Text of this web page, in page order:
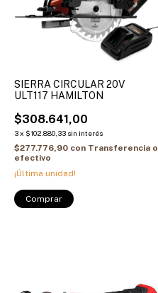
SIERRA CIRCULAR 20V
ULT117 HAMILTON
$308.641,00
3x $102.880,33 sin interés
$277.776,90 con Transferencia o
efectivo
¡Última unidad!